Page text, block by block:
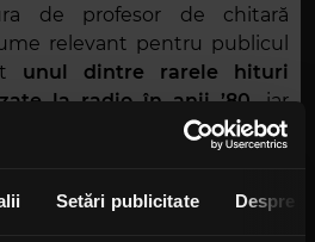
Setări publicitate Despre
de profesor de chitară
relevant pentru publicul
unul dintre rarele hituri
la radio în anii ’80,iar
balada definitorie a lui
ideea că o piesă